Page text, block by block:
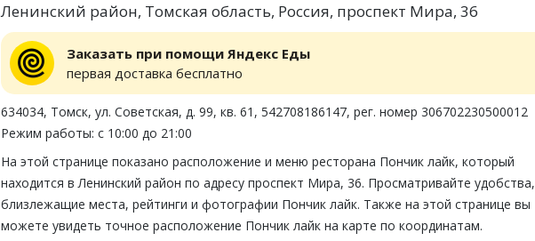
Ленинский район, Томская область, Россия, проспект Мира, 36
Заказать при помощи Яндекс Еды
первая доставка бесплатно
634034, Томск, ул. Советская, д. 99, кв. 61, 542708186147, рег. номер 306702230500012
Режим работы: с 10:00 до 21:00
На этой странице показано расположение и меню ресторана Пончик лайк, который
находится в Ленинский район по адресу проспект Мира, 36. Просматривайте удобства,
близлежащие места, рейтинги и фотографии Пончик лайк. Также на этой странице вы
можете увидеть точное расположение Пончик лайк на карте по координатам.